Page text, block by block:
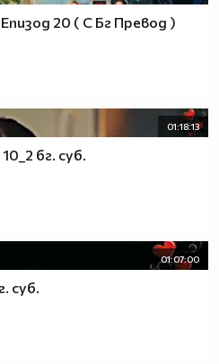
20 ( С Бг Превод )
01:18:13
бг. суб.
01:07:00
суб.